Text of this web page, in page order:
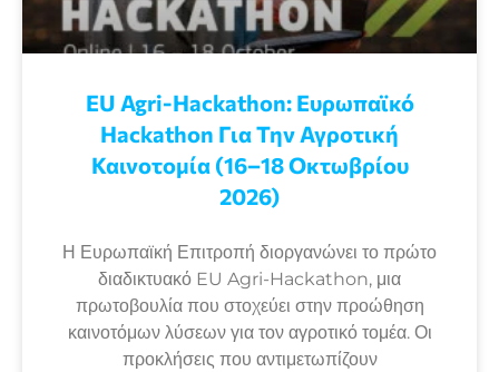
EU Agri-Hackathon: Eυρωπαϊκό
Ηackathon Για Την Αγροτική
Καινοτομία (16–18 Οκτωβρίου
2026)
Η Ευρωπαϊκή Επιτροπή διοργανώνει το πρώτο
διαδικτυακό EU Agri-Hackathon, μια
πρωτοβουλία που στοχεύει στην προώθηση
καινοτόμων λύσεων για τον αγροτικό τομέα. Οι
προκλήσεις που αντιμετωπίζουν